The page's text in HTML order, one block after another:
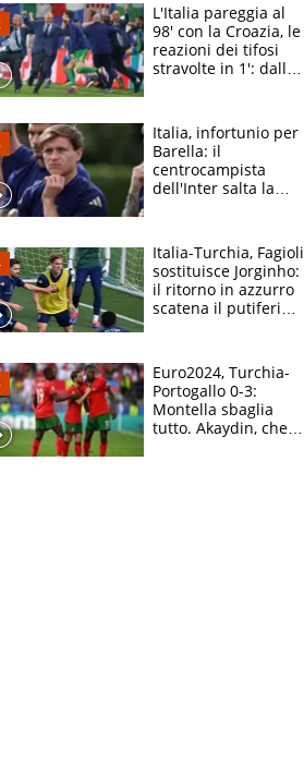
L'Italia pareggia al
98' con la Croazia, le
reazioni dei tifosi
stravolte in 1': dallo
Italia, infortunio per
Barella: il
centrocampista
dell'Inter salta la
Italia-Turchia, Fagioli
sostituisce Jorginho:
il ritorno in azzurro
scatena il putiferio
Euro2024, Turchia-
Portogallo 0-3:
Montella sbaglia
tutto. Akaydin, che